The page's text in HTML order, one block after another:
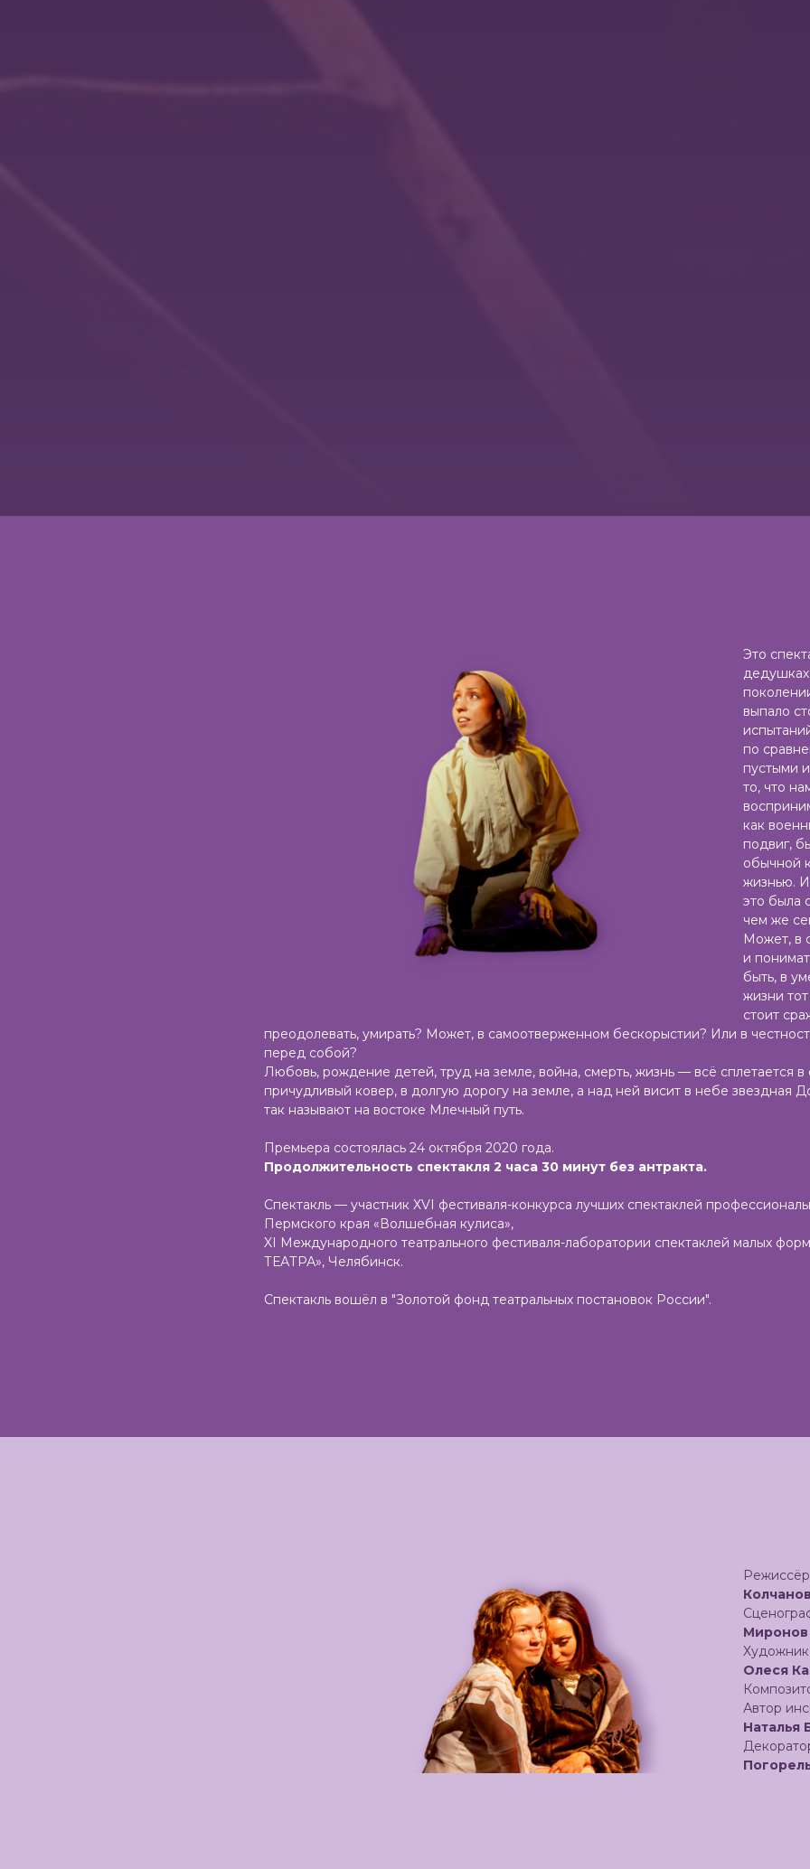
Это
выпало
по
пустыми
то, что
как
подвиг,
обычной
жизнью.
это была
чем же
Может, в
и
быть, в
жизни
стоит
преодолевать, умирать? Может, в самоотверженном бескорыстии? Или в
перед собой?
Любовь, рождение детей, труд на земле, война, смерть, жизнь — всё сплетается в
причудливый ковер, в долгую дорогу на земле, а над ней висит в небе звездная
так называют на востоке Млечный путь.
Премьера состоялась 24 октября 2020 года.
Продолжительность спектакля 2 часа 30 минут без антракта.
Спектакль — участник ХVI фестиваля-конкурса лучших спектаклей
Пермского края «Волшебная кулиса»,
XI Международного театрального фестиваля-лаборатории спектаклей малых
ТЕАТРА», Челябинск.
Спектакль вошёл в "Золотой фонд театральных постановок России".
Колчанов
Миронов
Олеся
Автор
Наталья